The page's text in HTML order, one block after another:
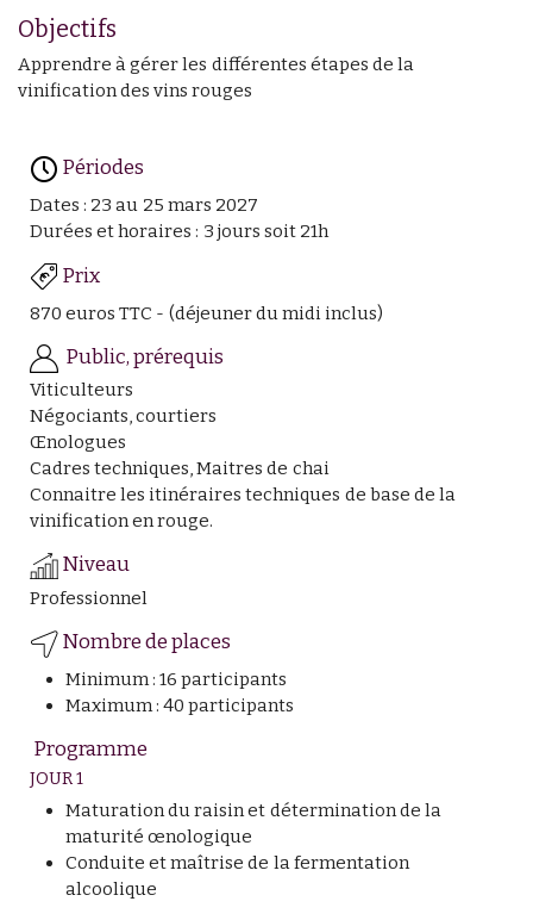
Objectifs
Apprendre à gérer les différentes étapes de la
vinification des vins rouges
Périodes
Dates : 23 au 25 mars 2027
Durées et horaires : 3 jours soit 21h
Prix
870 euros TTC - (déjeuner du midi inclus)
Public, prérequis
Viticulteurs
Négociants, courtiers
Œnologues
Cadres techniques, Maitres de chai
Connaitre les itinéraires techniques de base de la
vinification en rouge.
Niveau
Professionnel
Nombre de places
Minimum : 16 participants
Maximum : 40 participants
Programme
JOUR 1
Maturation du raisin et détermination de la
maturité œnologique
Conduite et maîtrise de la fermentation
alcoolique